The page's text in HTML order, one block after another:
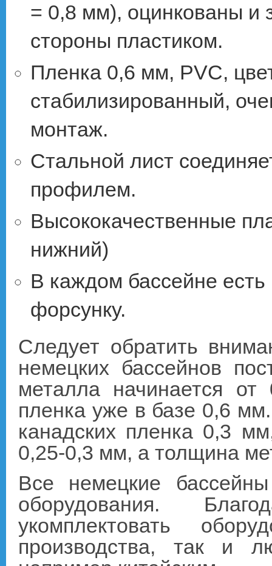
= 0,8 мм), оцинкованы
стороны пластиком.
Пленка 0,6 мм, PVC,
стабилизированный,
монтаж.
Стальной лист
профилем.
Высококачественные
нижний)
В каждом бассейне
форсунку.
Следует обратить
немецких бассейнов
металла начинается
пленка уже в базе 0,6
канадских пленка 0,3
0,25-0,3 мм, а толщина
Все немецкие
оборудования.
укомплектовать
производства, так и